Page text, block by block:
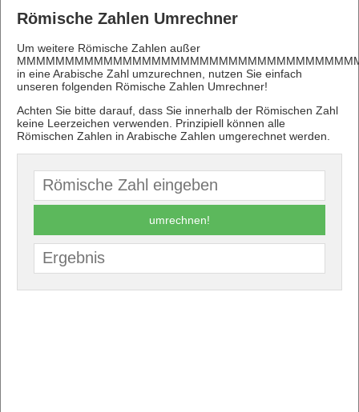
Römische Zahlen Umrechner
Um weitere Römische Zahlen außer
in eine Arabische Zahl umzurechnen, nutzen Sie einfach
unseren folgenden Römische Zahlen Umrechner!
Achten Sie bitte darauf, dass Sie innerhalb der Römischen Zahl
keine Leerzeichen verwenden. Prinzipiell können alle
Römischen Zahlen in Arabische Zahlen umgerechnet werden.
umrechnen!